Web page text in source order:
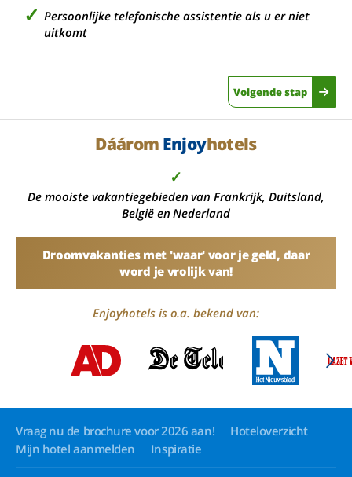
Persoonlijke telefonische assistentie als u er niet
uitkomt
Volgende stap
Dáárom Enjoyhotels
✓
De mooiste vakantiegebieden van Frankrijk, Duitsland,
België en Nederland
Droomvakanties met 'waar' voor je geld, daar
word je vrolijk van!
Enjoyhotels is o.a. bekend van:
Vraag nu de brochure voor 2026 aan!
Hoteloverzicht
Mijn hotel aanmelden
Inspiratie